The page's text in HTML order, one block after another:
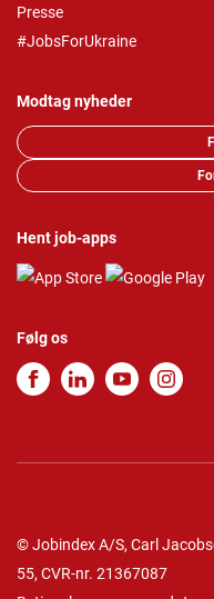
Presse
#JobsForUkraine
Modtag nyheder
Hent job-apps
Følg os
© Jobindex A/S, Carl
55, CVR-nr. 21367087